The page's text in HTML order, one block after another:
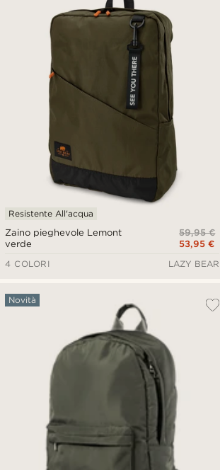
Zaino pieghevole Lemont
verde
Resistente All'acqua
59,95 €
53,95 €
4 COLORI
LAZY BEAR
Novità